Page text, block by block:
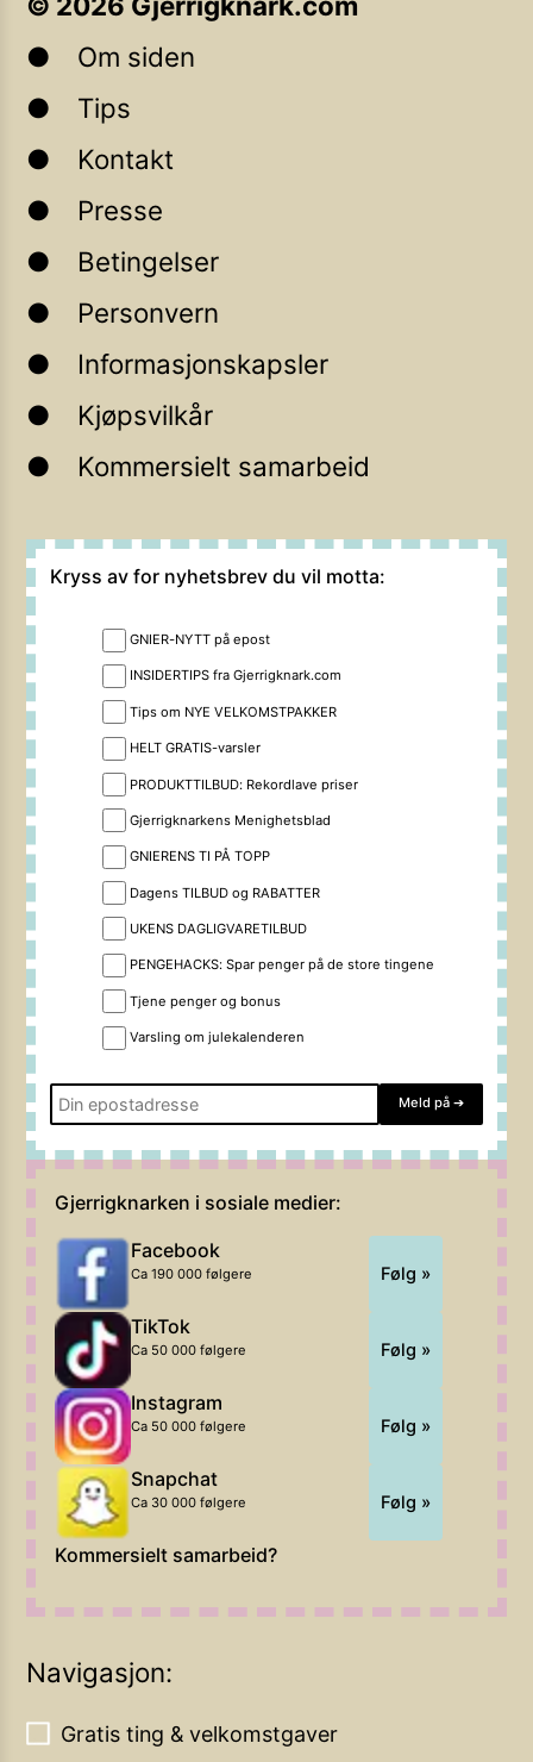
Om siden
Tips
Kontakt
Presse
Betingelser
Personvern
Informasjonskapsler
Kjøpsvilkår
Kommersielt samarbeid
Kryss av for nyhetsbrev du vil motta:
GNIER-NYTT på epost
INSIDERTIPS fra Gjerrigknark.com
Tips om NYE VELKOMSTPAKKER
HELT GRATIS-varsler
PRODUKTTILBUD: Rekordlave priser
Gjerrigknarkens Menighetsblad
GNIERENS TI PÅ TOPP
Dagens TILBUD og RABATTER
UKENS DAGLIGVARETILBUD
PENGEHACKS: Spar penger på de store tingene
Tjene penger og bonus
Varsling om julekalenderen
Meld på ➔
Gjerrigknarken i sosiale medier:
Facebook
Ca 190 000 følgere Følg »
TikTok
Ca 50 000 følgere Følg »
Instagram
Ca 50 000 følgere Følg »
Snapchat
Ca 30 000 følgere Følg »
Kommersielt samarbeid?
Navigasjon:
Gratis ting & velkomstgaver